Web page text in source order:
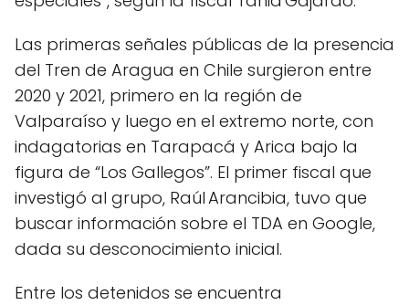
Las primeras señales públicas de la presencia
del Tren de Aragua en Chile surgieron entre
2020 y 2021, primero en la región de
Valparaíso y luego en el extremo norte, con
indagatorias en Tarapacá y Arica bajo la
figura de “Los Gallegos”. El primer fiscal que
investigó al grupo, Raúl Arancibia, tuvo que
buscar información sobre el TDA en Google,
dada su desconocimiento inicial.
Entre los detenidos se encuentra